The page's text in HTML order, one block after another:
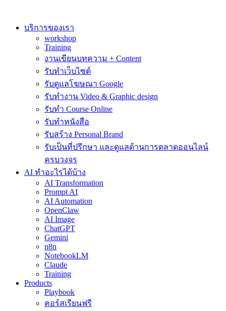
contentบริการของเรา
workshop
Training
งานเขียนบทความ + Content
รับทำเว็บไซต์
รับดูแลโฆษณา Google
รับทำงาน Video & Graphic design
รับทำ Course Online
รับทำหนังสือ
รับสร้าง Personal Brand
รับเป็นที่ปรึกษา และดูแลด้านการตลาดออนไลน์
ครบวงจร
AI ทำอะไรได้บ้าง
AI Transformation
Prompt AI
AI Automation
OpenClaw
AI Image
ChatGPT
Gemini
n8n
NotebookLM
Claude
Training
Products
Playbook
คอร์สเรียนฟรี